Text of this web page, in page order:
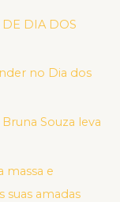
DE DIA DOS
no Dia dos
Souza leva
massa e
suas amadas